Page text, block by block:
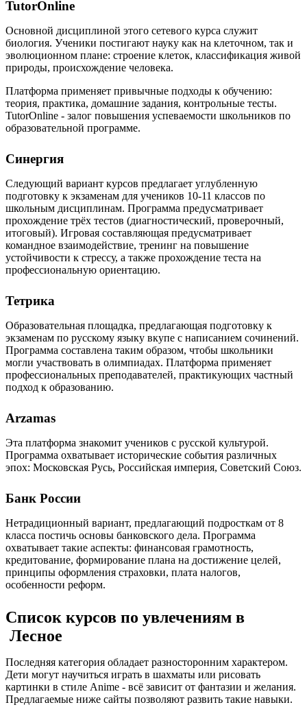
TutorOnline
Основной дисциплиной этого сетевого курса служит
биология. Ученики постигают науку как на клеточном, так и
эволюционном плане: строение клеток, классификация живой
природы, происхождение человека.
Платформа применяет привычные подходы к обучению:
теория, практика, домашние задания, контрольные тесты.
TutorOnline - залог повышения успеваемости школьников по
образовательной программе.
Синергия
Следующий вариант курсов предлагает углубленную
подготовку к экзаменам для учеников 10-11 классов по
школьным дисциплинам. Программа предусматривает
прохождение трёх тестов (диагностический, проверочный,
итоговый). Игровая составляющая предусматривает
командное взаимодействие, тренинг на повышение
устойчивости к стрессу, а также прохождение теста на
профессиональную ориентацию.
Тетрика
Образовательная площадка, предлагающая подготовку к
экзаменам по русскому языку вкупе с написанием сочинений.
Программа составлена таким образом, чтобы школьники
могли участвовать в олимпиадах. Платформа применяет
профессиональных преподавателей, практикующих частный
подход к образованию.
Arzamas
Эта платформа знакомит учеников с русской культурой.
Программа охватывает исторические события различных
эпох: Московская Русь, Российская империя, Советский Союз.
Банк России
Нетрадиционный вариант, предлагающий подросткам от 8
класса постичь основы банковского дела. Программа
охватывает такие аспекты: финансовая грамотность,
кредитование, формирование плана на достижение целей,
принципы оформления страховки, плата налогов,
особенности реформ.
Список курсов по увлечениям в
Лесное
Последняя категория обладает разносторонним характером.
Дети могут научиться играть в шахматы или рисовать
картинки в стиле Anime - всё зависит от фантазии и желания.
Предлагаемые ниже сайты позволяют развить такие навыки.